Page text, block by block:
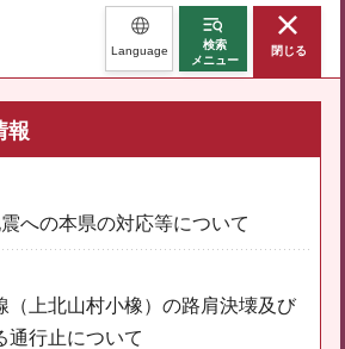
Language
検索
メニュー
閉じる
報
への本県の対応等について
（上北山村小橡）の路肩決壊及び
通行止について